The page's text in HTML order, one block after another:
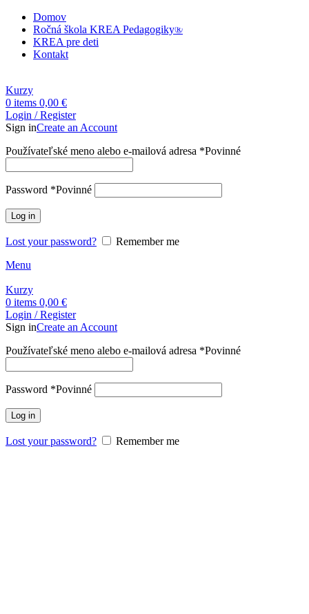
Domov
Ročná škola KREA Pedagogiky®
KREA pre deti
Kontakt
Kurzy
0 items 0,00 €
Login / Register
Sign inCreate an Account
Používateľské meno alebo e-mailová adresa *Povinné
Password *Povinné
Log in
Lost your password?
Remember me
Menu
Kurzy
0 items 0,00 €
Login / Register
Sign inCreate an Account
Používateľské meno alebo e-mailová adresa *Povinné
Password *Povinné
Log in
Lost your password? Remember me